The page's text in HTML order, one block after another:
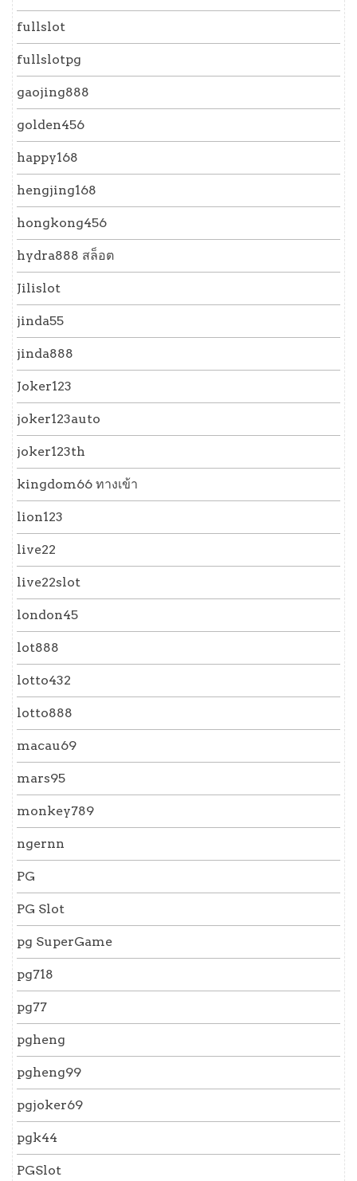
fullslot
fullslotpg
gaojing888
golden456
happy168
hengjing168
hongkong456
hydra888 สล็อต
Jilislot
jinda55
jinda888
Joker123
joker123auto
joker123th
kingdom66 ทางเข้า
lion123
live22
live22slot
london45
lot888
lotto432
lotto888
macau69
mars95
monkey789
ngernn
PG
PG Slot
pg SuperGame
pg718
pg77
pgheng
pgheng99
pgjoker69
pgk44
PGSlot